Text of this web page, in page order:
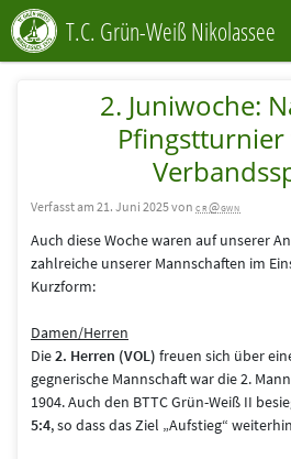
T.C. Grün-Weiß Nikolassee
2. Juniwoche:
Verfasst am 21. Juni 2025 von cr@gwn
Auch diese Woche waren auf unserer
zahlreiche unserer Mannschaften im
Kurzform:
Damen/Herren
Die2. Herren (VOL) freuen sich über
gegnerische Mannschaft war die 2.
1904. Auch den BTTC Grün-Weiß II
5:4, so dass das Ziel „Aufstieg“